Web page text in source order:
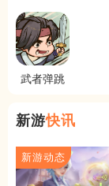
武者弹跳
新游快讯
新游动态